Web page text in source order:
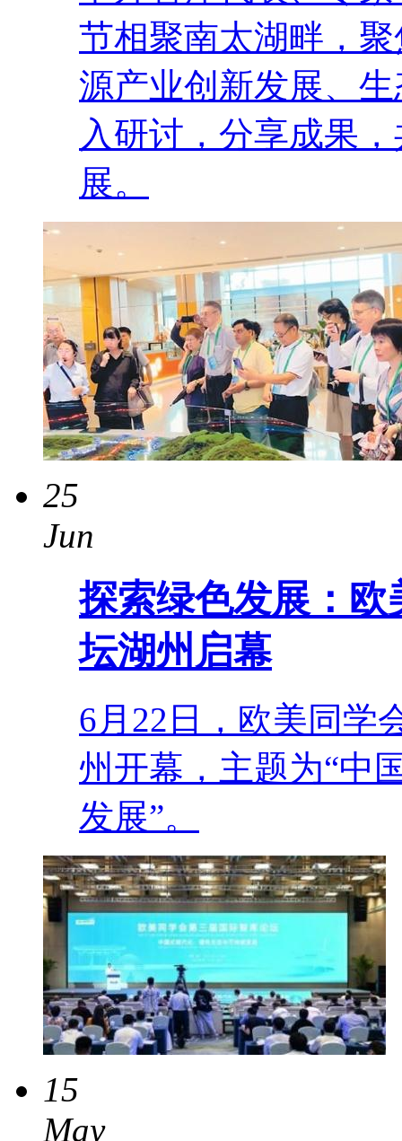
节相聚南太湖畔，
源产业创新发展、
入研讨，分享成果
展。
25
Jun
探索绿色发展：
坛湖州启幕
6月22日，欧美同学
州开幕，主题为“中
发展”。
15
May